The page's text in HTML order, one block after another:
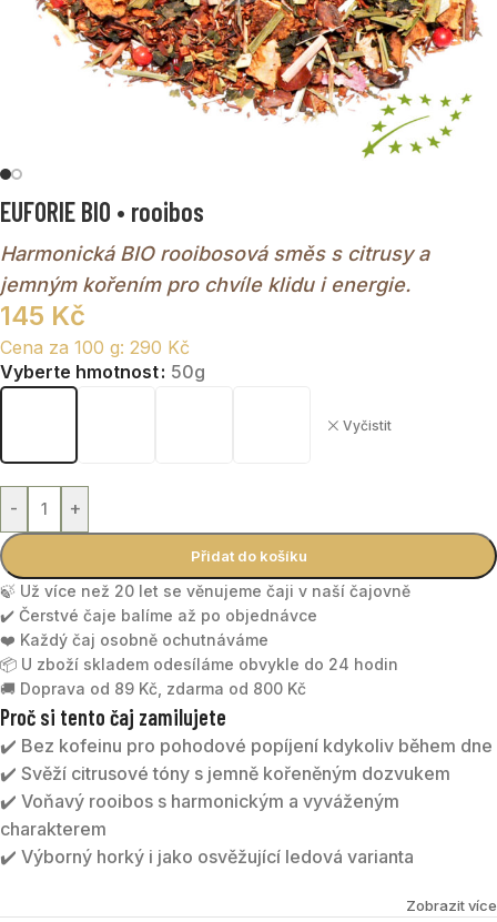
EUFORIE BIO • rooibos
Harmonická BIO rooibosová směs s citrusy a
jemným kořením pro chvíle klidu i energie.
145 Kč
Cena za 100 g: 290 Kč
Vyberte hmotnost 50g
Vyčistit
- +
Přidat do košíku
🍃 Už více než 20 let se věnujeme čaji v naší čajovně
✔️ Čerstvé čaje balíme až po objednávce
❤️ Každý čaj osobně ochutnáváme
📦 U zboží skladem odesíláme obvykle do 24 hodin
🚚 Doprava od 89 Kč, zdarma od 800 Kč
Proč si tento čaj zamilujete
✔️ Bez kofeinu pro pohodové popíjení kdykoliv během dne
✔️ Svěží citrusové tóny s jemně kořeněným dozvukem
✔️ Voňavý rooibos s harmonickým a vyváženým
charakterem
✔️ Výborný horký i jako osvěžující ledová varianta
je voňavý rooibos doplněný citronovouZobrazit více